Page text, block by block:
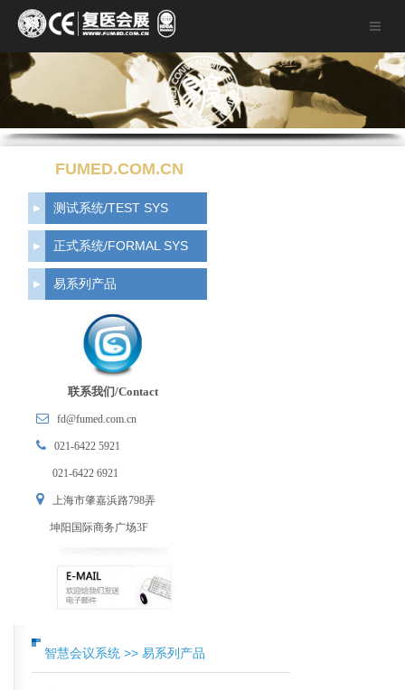
FUMED.COM.CN
测试系统/TEST SYS
正式系统/FORMAL SYS
易系列产品
联系我们/Contact
fd@fumed.com.cn
021-6422 5921
021-6422 6921
上海市肇嘉浜路798弄
坤阳国际商务广场3F
智慧会议系统 >> 易系列产品